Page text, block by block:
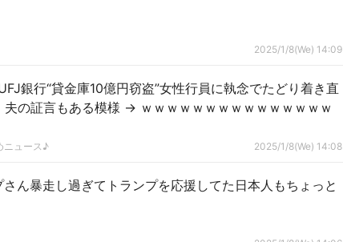
2025/1/8(We) 14:09
銀行“貸金庫10億円窃盗”女性行員に執念でたどり着き直
の証言もある模様 → ｗｗｗｗｗｗｗｗｗｗｗｗｗｗｗ
ニュース♪ 2025/1/8(We) 14:08
さん暴走し過ぎてトランプを応援してた日本人もちょっと